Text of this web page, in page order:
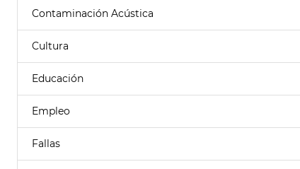
Contaminación Acústica
Cultura
Educación
Empleo
Fallas